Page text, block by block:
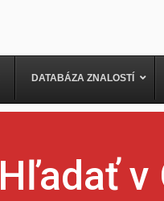
DATABÁZA ZNALOSTÍ
Hľadať v